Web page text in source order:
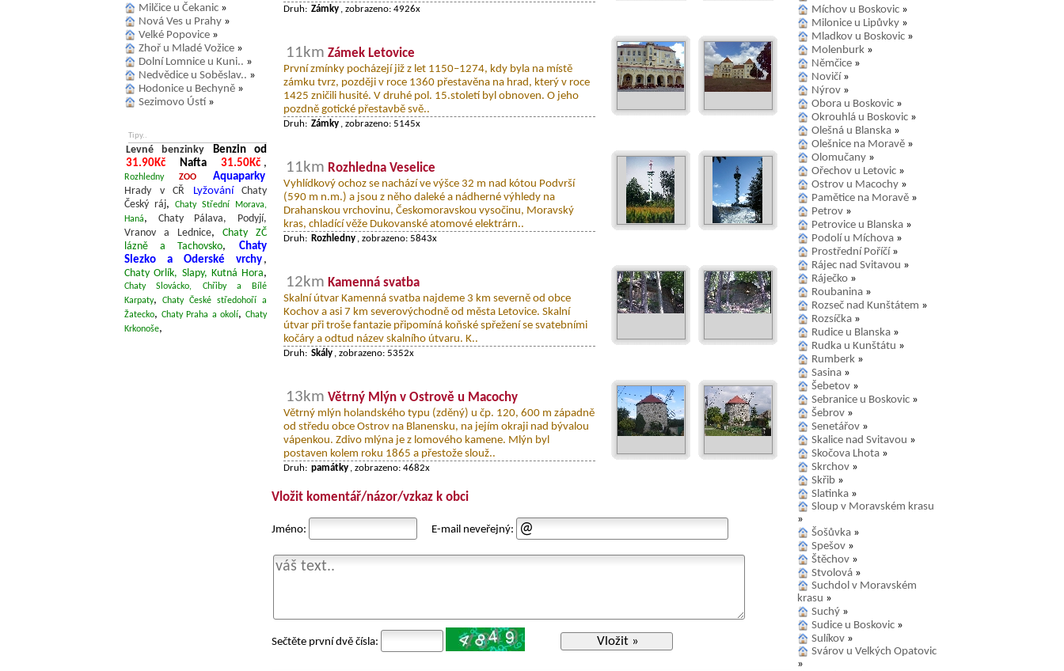
Milčice u Čekanic »
Nová Ves u Prahy »
Velké Popovice »
Zhoř u Mladé Vožice »
Dolní Lomnice u Kuni.. »
Nedvědice u Soběslav.. »
Hodonice u Bechyně »
Sezimovo Ústí »
Tipy..
Levné benzinky Benzin od
31.90Kč
Nafta 31.50Kč ,
Rozhledny ZOO
Aquaparky
Hrady v CŘ
Lyžování
Chaty
Český ráj,
Chaty Střední Morava,
Haná, Chaty Pálava, Podyjí,
Vranov a Lednice, Chaty ZČ
lázně a Tachovsko,
Chaty
Slezko a Oderské vrchy ,
Chaty Orlík, Slapy, Kutná Hora,
Chaty Slovácko, Chřiby a Bílé
Karpaty,
Chaty České středohoří a
Žatecko, Chaty Praha a okolí,Chaty
Krkonoše,
Druh: Zámky , zobrazeno: 4926x
11km Zámek Letovice
První zmínky pocházejí již z let 1150–1274, kdy byla na místě
zámku tvrz, později v roce 1360 přestavěna na hrad, který v roce
1425 zničili husité. V druhé pol. 15.století byl obnoven. O jeho
pozdně gotické přestavbě svě..
Druh: Zámky , zobrazeno: 5145x
11km Rozhledna Veselice
Vyhlídkový ochoz se nachází ve výšce 32 m nad kótou Podvrší
(590 m n.m.) a jsou z něho daleké a nádherné výhledy na
Drahanskou vrchovinu, Českomoravskou vysočinu, Moravský
kras, chladící věže Dukovanské atomové elektrárn..
Druh: Rozhledny , zobrazeno: 5843x
12km Kamenná svatba
Skalní útvar Kamenná svatba najdeme 3 km severně od obce
Kochov a asi 7 km severovýchodně od města Letovice. Skalní
útvar při troše fantazie připomíná koňské spřežení se svatebními
kočáry a odtud název skalního útvaru. K..
Druh: Skály , zobrazeno: 5352x
13km Větrný Mlýn v Ostrově u Macochy
Větrný mlýn holandského typu (zděný) u čp. 120, 600 m západně
od středu obce Ostrov na Blanensku, na jejím okraji nad bývalou
vápenkou. Zdivo mlýna je z lomového kamene. Mlýn byl
postaven kolem roku 1865 a přestože slouž..
Druh: památky , zobrazeno: 4682x
Vložit komentář/názor/vzkaz k obci
Jméno: E-mail neveřejný:
Sečtěte první dvě čísla: Vložit »
Míchov u Boskovic »
Milonice u Lipůvky »
Mladkov u Boskovic »
Molenburk »
Němčice »
Novičí »
Nýrov »
Obora u Boskovic »
Okrouhlá u Boskovic »
Olešná u Blanska »
Olešnice na Moravě »
Olomučany »
Ořechov u Letovic »
Ostrov u Macochy »
Pamětice na Moravě »
Petrov »
Petrovice u Blanska »
Podolí u Míchova »
Prostřední Poříčí »
Rájec nad Svitavou »
Ráječko »
Roubanina »
Rozseč nad Kunštátem »
Rozsíčka »
Rudice u Blanska »
Rudka u Kunštátu »
Rumberk »
Sasina »
Šebetov »
Sebranice u Boskovic »
Šebrov »
Senetářov »
Skalice nad Svitavou »
Skočova Lhota »
Skrchov »
Skřib »
Slatinka »
Sloup v Moravském krasu
»
Šošůvka »
Spešov »
Štěchov »
Stvolová »
Suchdol v Moravském
krasu »
Suchý »
Sudice u Boskovic »
Sulíkov »
Svárov u Velkých Opatovic
»